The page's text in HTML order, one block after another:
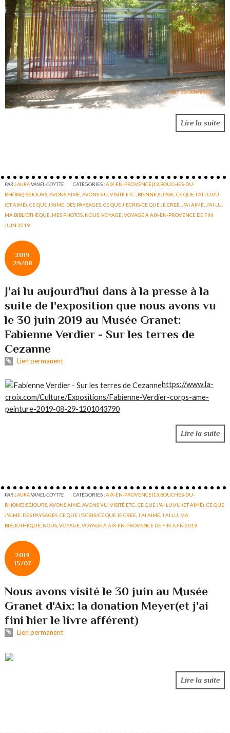
Lire la suite
PARLAURAVANEL-COYTTE CATÉGORIES :AIX-EN-PROVENCE(13,BOUCHES-DU-
RHÔNE):SÉJOURS ,AVONS AIMÉ ,AVONS VU, VISITÉ ETC. BIENNE,SUISSE ,CE QUE J'AI LU,VU
(ET AIMÉ) ,CE QUE J'AIME. DES PAYSAGES ,CE QUE J'ECRIS/CE QUE JE CREE J'AI AIMÉ J'AI LU
MA BIBLIOTHÈQUE MES PHOTOS NOUS ,VOYAGE ,VOYAGE À AIX-EN-PROVENCE DE FIN
JUIN 2019
2019
29/08
J'ai lu aujourd'hui dans à la presse à la
suite de l'exposition que nous avons vu
le 30 juin 2019 au Musée Granet:
Fabienne Verdier - Sur les terres de
Cezanne
Lien permanent
https://www.la-
croix.com/Culture/Expositions/Fabienne-Verdier-corps-ame-
peinture-2019-08-29-1201043790
Lire la suite
PARLAURAVANEL-COYTTE CATÉGORIES :AIX-EN-PROVENCE(13,BOUCHES-DU-
RHÔNE):SÉJOURS ,AVONS AIMÉ ,AVONS VU, VISITÉ ETC. ,CE QUE J'AI LU,VU (ET AIMÉ) ,CE QUE
J'AIME. DES PAYSAGES ,CE QUE J'ECRIS/CE QUE JE CREE J'AI AIMÉ J'AI LU MA
BIBLIOTHÈQUE NOUS ,VOYAGE ,VOYAGE À AIX-EN-PROVENCE DE FIN JUIN 2019
2019
15/07
Nous avons visité le 30 juin au Musée
Granet d'Aix: la donation Meyer(et j'ai
fini hier le livre afférent)
Lien permanent
Lire la suite